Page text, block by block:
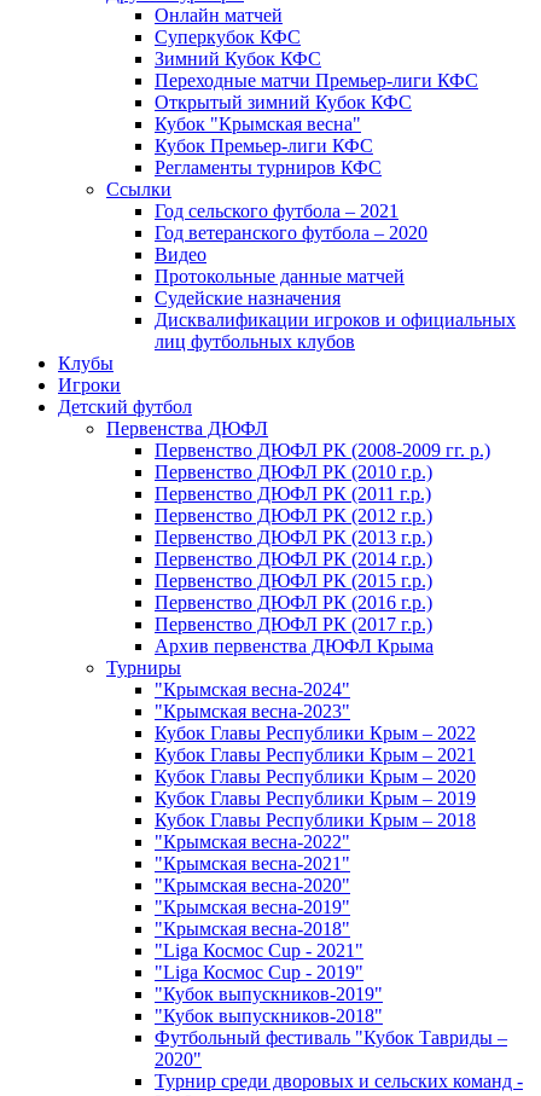
Онлайн матчей
Суперкубок КФС
Зимний Кубок КФС
Переходные матчи Премьер-лиги КФС
Открытый зимний Кубок КФС
Кубок "Крымская весна"
Кубок Премьер-лиги КФС
Регламенты турниров КФС
Ссылки
Год сельского футбола – 2021
Год ветеранского футбола – 2020
Видео
Протокольные данные матчей
Судейские назначения
Дисквалификации игроков и официальных
лиц футбольных клубов
Клубы
Игроки
Детский футбол
Первенства ДЮФЛ
Первенство ДЮФЛ РК (2008-2009 гг. р.)
Первенство ДЮФЛ РК (2010 г.р.)
Первенство ДЮФЛ РК (2011 г.р.)
Первенство ДЮФЛ РК (2012 г.р.)
Первенство ДЮФЛ РК (2013 г.р.)
Первенство ДЮФЛ РК (2014 г.р.)
Первенство ДЮФЛ РК (2015 г.р.)
Первенство ДЮФЛ РК (2016 г.р.)
Первенство ДЮФЛ РК (2017 г.р.)
Архив первенства ДЮФЛ Крыма
Турниры
"Крымская весна-2024"
"Крымская весна-2023"
Кубок Главы Республики Крым – 2022
Кубок Главы Республики Крым – 2021
Кубок Главы Республики Крым – 2020
Кубок Главы Республики Крым – 2019
Кубок Главы Республики Крым – 2018
"Крымская весна-2022"
"Крымская весна-2021"
"Крымская весна-2020"
"Крымская весна-2019"
"Крымская весна-2018"
"Liga Космос Cup - 2021"
"Liga Космос Cup - 2019"
"Кубок выпускников-2019"
"Кубок выпускников-2018"
Футбольный фестиваль "Кубок Тавриды –
2020"
Турнир среди дворовых и сельских команд -